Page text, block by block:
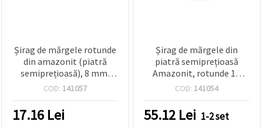
Șirag de mărgele rotunde
din amazonit (piatră
semiprețioasă), 8 mm,
Grad A, ~48 buc., albastru,
și DIY
COD: 141057
17.16 Lei
Șirag de mărgele din
piatră semiprețioasă
Amazonit, rotunde 10
mm, aprox. 37 buc.,
bijuterii, mărgelit și
proiecte DIY
COD: 141054
55.12 Lei 1-2 set